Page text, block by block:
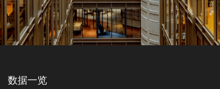
数据一览